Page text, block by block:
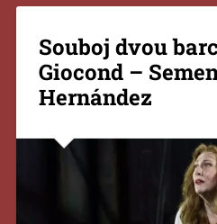
Souboj dvou
Giocond –
Hernández